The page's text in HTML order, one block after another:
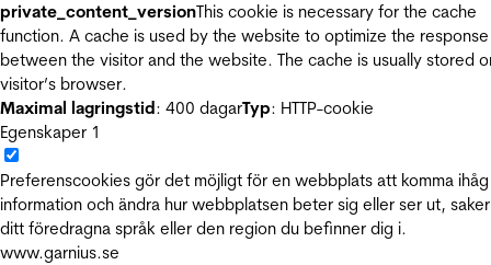
private_content_versionThis cookie is necessary for the cache
function. A cache is used by the website to optimize the
between the visitor and the website. The cache is usually stored
visitor’s browser.
Maximal lagringstid: 400 dagarTyp: HTTP-cookie
Egenskaper 1
Preferenscookies gör det möjligt för en webbplats att komma ihåg
information och ändra hur webbplatsen beter sig eller ser ut,
ditt föredragna språk eller den region du befinner dig i.
www.garnius.se